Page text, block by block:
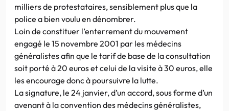
milliers de protestataires, sensiblement plus que la
police a bien voulu en dénombrer.
Loin de constituer l’enterrement du mouvement
engagé le 15 novembre 2001 par les médecins
généralistes afin que le tarif de base de la consultation
soit porté à 20 euros et celui de la visite à 30 euros, elle
les encourage donc à poursuivre la lutte.
La signature, le 24 janvier, d’un accord, sous forme d’un
avenant à la convention des médecins généralistes,